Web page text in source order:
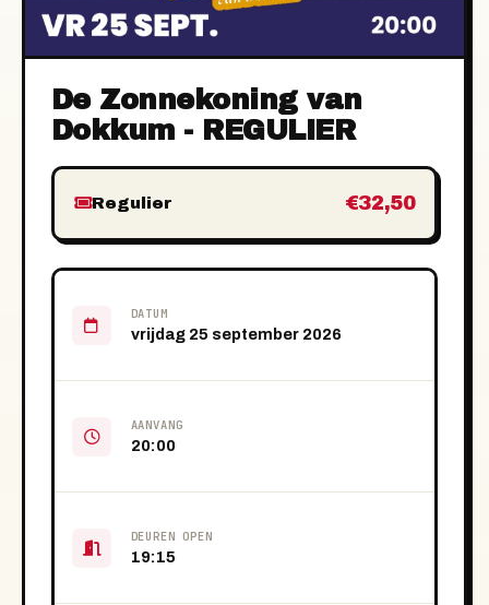
De Zonnekoning van
Dokkum - REGULIER
Regulier €32,50
DATUM
vrijdag 25 september 2026
AANVANG
20:00
DEUREN OPEN
19:15